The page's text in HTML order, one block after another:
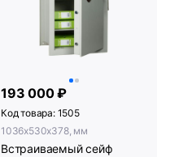
193 000 ₽
Код товара: 1505
1036x530x378, мм
Встраиваемый сейф